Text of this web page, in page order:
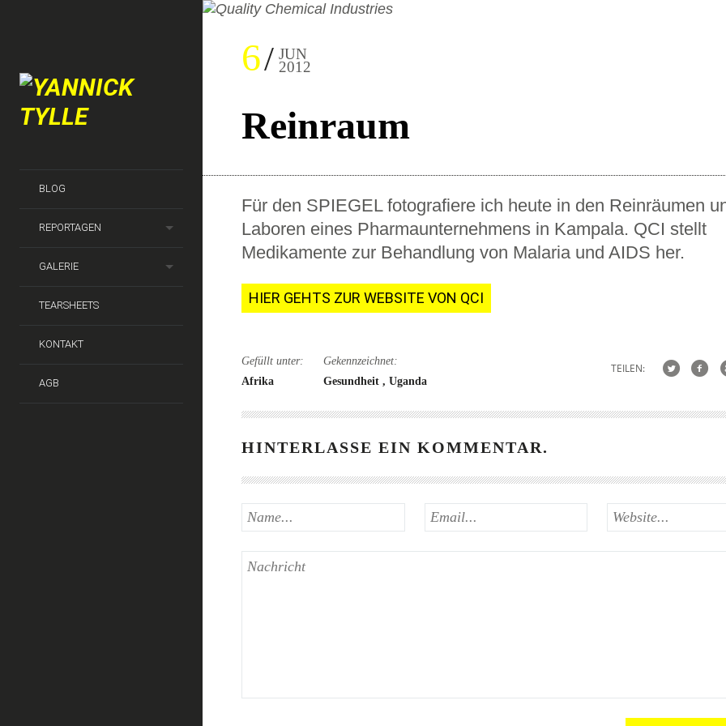
BLOG
REPORTAGEN
GALERIE
TEARSHEETS
KONTAKT
AGB
6 JUN
2012
Reinraum
Für den SPIEGEL fotografiere ich heute in den Reinräumen
Laboren eines Pharmaunternehmens in Kampala. QCI stellt
Medikamente zur Behandlung von Malaria und AIDS her.
HIER GEHTS ZUR WEBSITE VON QCI
Gefüllt unter:
Afrika
Gekennzeichnet:
Gesundheit
Uganda
TEILEN:
HINTERLASSE EIN KOMMENTAR.